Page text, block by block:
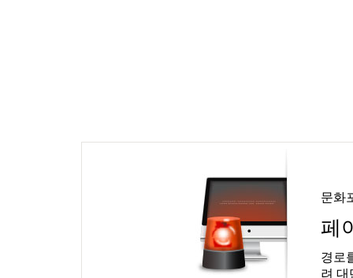
문화
페
경로
려 대